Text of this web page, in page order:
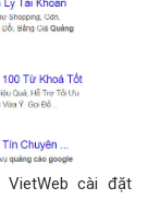
VietWeb cài đặt